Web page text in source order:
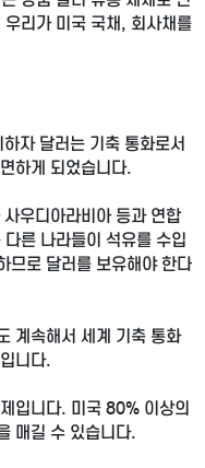
리가 미국 국채, 회사채를
자 달러는 기축 통화로서
하게 되었습니다.
우디아라비아 등과 연합
른 나라들이 석유를 수입
므로 달러를 보유해야 한다
계속해서 세계 기축 통화
니다.
입니다. 미국 80% 이상의
매길 수 있습니다.